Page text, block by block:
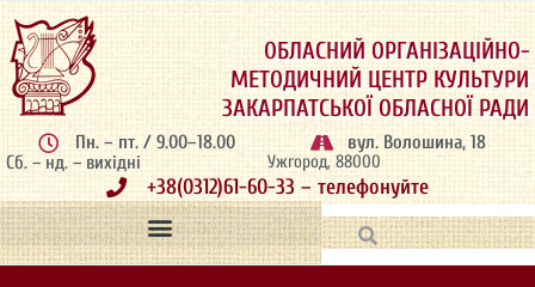
ОБЛАСНИЙ ОРГАНІЗАЦІЙНО-
МЕТОДИЧНИЙ ЦЕНТР КУЛЬТУРИ
ЗАКАРПАТСЬКОЇ ОБЛАСНОЇ РАДИ
Пн. – пт. / 9.00–18.00
Сб. – нд. – вихідні
вул. Волошина, 18
Ужгород, 88000
+38(0312)61-60-33 – телефонуйте